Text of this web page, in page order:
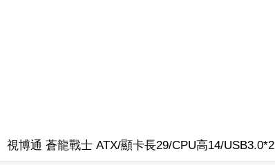
視博通 蒼龍戰士 ATX/顯卡長29/CPU高14/USB3.0*2